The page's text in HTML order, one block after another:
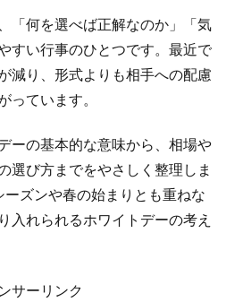
「何を選べば正解なのか」「気
すい行事のひとつです。最近で
減り、形式よりも相手への配慮
っています。
ーの基本的な意味から、相場や
選び方までをやさしく整理しま
ーズンや春の始まりとも重ねな
入れられるホワイトデーの考え
サーリンク